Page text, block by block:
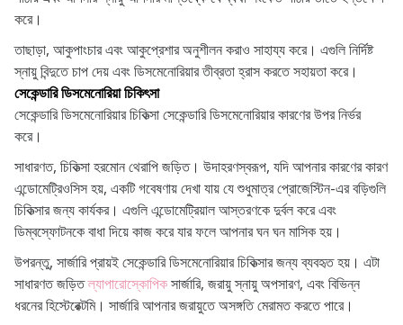
করে।
তাছাড়া, আকুপাংচার এবং আকুপ্রেশার অনুশীলন করাও সাহায্য করে। এগুলি নির্দিষ্ট
স্নায়ু বিন্দুতে চাপ দেয় এবং ডিসমেনোরিয়ার তীব্রতা হ্রাস করতে সহায়তা করে।
সেকেন্ডারি ডিসমেনোরিয়া চিকিৎসা
সেকেন্ডারি ডিসমেনোরিয়ার চিকিত্সা সেকেন্ডারি ডিসমেনোরিয়ার কারণের উপর নির্ভর
করে।
সাধারণত, চিকিত্সা হরমোন থেরাপি জড়িত। উদাহরণস্বরূপ, যদি আপনার কারণের কারণ
এন্ডোমেট্রিওসিস হয়, একটি গবেষণায় দেখা যায় যে শুধুমাত্র প্রোজেস্টিন-এর বড়িগুলি
চিকিত্সার জন্য কার্যকর। এগুলি এন্ডোমেট্রিয়াল আস্তরণকে দুর্বল করে এবং
ডিম্বস্ফোটনকে বাধা দিয়ে কাজ করে যার ফলে আপনার ঘন ঘন মাসিক হয়।
উপরন্তু, সার্জারি প্রায়ই সেকেন্ডারি ডিসমেনোরিয়ার চিকিত্সার জন্য ব্যবহৃত হয়। এটা
সাধারণত জড়িতল্যাপারোস্কোপিকসার্জারি, জরায়ু স্নায়ু অপসারণ, এবং বিভিন্ন
ধরনের হিস্টেরেক্টমি। সার্জারি আপনার জরায়ুতে অসঙ্গতি মেরামত করতে পারে।